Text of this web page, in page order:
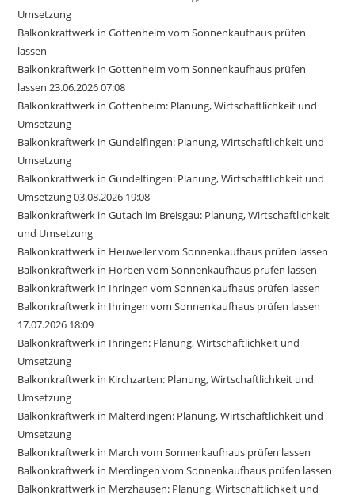
Umsetzung
Balkonkraftwerk in Gottenheim vom Sonnenkaufhaus prüfen
lassen
Balkonkraftwerk in Gottenheim vom Sonnenkaufhaus prüfen
lassen 23.06.2026 07:08
Balkonkraftwerk in Gottenheim: Planung, Wirtschaftlichkeit und
Umsetzung
Balkonkraftwerk in Gundelfingen: Planung, Wirtschaftlichkeit und
Umsetzung
Balkonkraftwerk in Gundelfingen: Planung, Wirtschaftlichkeit und
Umsetzung 03.08.2026 19:08
Balkonkraftwerk in Gutach im Breisgau: Planung, Wirtschaftlichkeit
und Umsetzung
Balkonkraftwerk in Heuweiler vom Sonnenkaufhaus prüfen lassen
Balkonkraftwerk in Horben vom Sonnenkaufhaus prüfen lassen
Balkonkraftwerk in Ihringen vom Sonnenkaufhaus prüfen lassen
Balkonkraftwerk in Ihringen vom Sonnenkaufhaus prüfen lassen
17.07.2026 18:09
Balkonkraftwerk in Ihringen: Planung, Wirtschaftlichkeit und
Umsetzung
Balkonkraftwerk in Kirchzarten: Planung, Wirtschaftlichkeit und
Umsetzung
Balkonkraftwerk in Malterdingen: Planung, Wirtschaftlichkeit und
Umsetzung
Balkonkraftwerk in March vom Sonnenkaufhaus prüfen lassen
Balkonkraftwerk in Merdingen vom Sonnenkaufhaus prüfen lassen
Balkonkraftwerk in Merzhausen: Planung, Wirtschaftlichkeit und